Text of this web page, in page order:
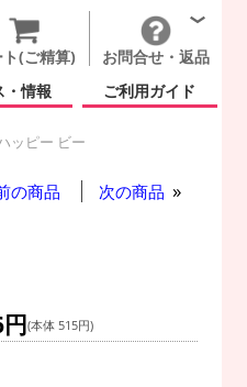
ト(ご精算)
お問合せ・返品
・情報 ご利用ガイド
ッピー ビー
の商品 次の商品
(本体 515円)